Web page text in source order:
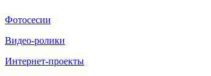
Фотосесии
Видео-ролики
Интернет-проекты